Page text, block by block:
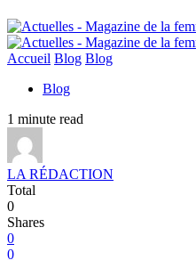
Accueil Blog Blog
Blog
1 minute read
LA RÉDACTION
Total
0
Shares
0
0